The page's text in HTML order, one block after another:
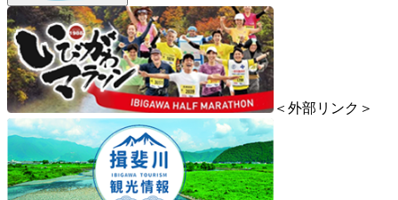
＜外部リンク＞